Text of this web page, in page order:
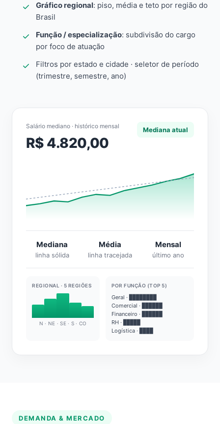
Gráfico regional: piso, média e teto por região do
Brasil
Função / especialização: subdivisão do cargo
por foco de atuação
Filtros por estado e cidade · seletor de período
(trimestre, semestre, ano)
Salário mediano · histórico mensal
R$ 4.820,00
Mediana atual
Mediana
linha sólida
Média
linha tracejada
Mensal
último ano
REGIONAL · 5 REGIÕES
N · NE · SE · S · CO
POR FUNÇÃO (TOP 5)
Geral · ████████
Comercial · ██████
Financeiro · ██████
RH · █████
Logística · ████
DEMANDA & MERCADO